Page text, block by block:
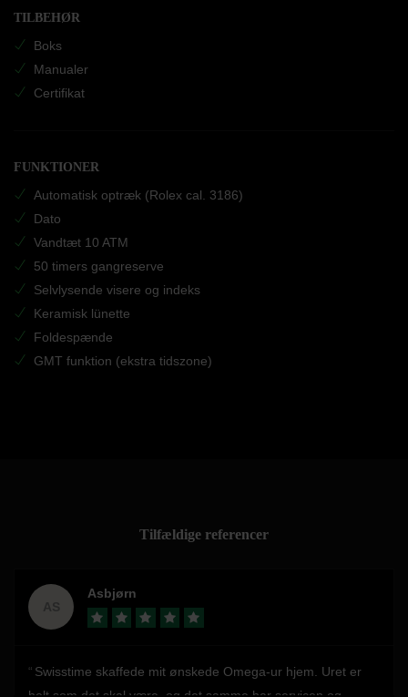
TILBEHØR
Boks
Manualer
Certifikat
FUNKTIONER
Automatisk optræk (Rolex cal. 3186)
Dato
Vandtæt 10 ATM
50 timers gangreserve
Selvlysende visere og indeks
Keramisk lünette
Foldespænde
GMT funktion (ekstra tidszone)
Tilfældige referencer
Asbjørn
Swisstime skaffede mit ønskede Omega-ur hjem. Uret er